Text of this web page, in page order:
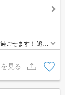
ごせます！ 追焚
れます！ライフ
ともできて便利
見る